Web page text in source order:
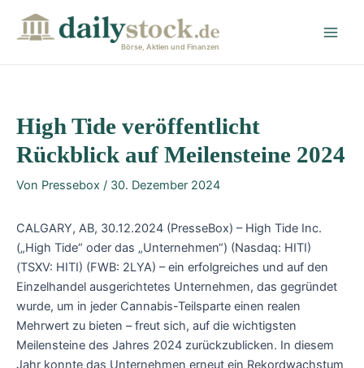
Börse, Aktien und Finanzen
High Tide veröffentlicht
Rückblick auf Meilensteine 2024
Von Pressebox / 30. Dezember 2024
CALGARY, AB, 30.12.2024 (PresseBox) – High Tide Inc.
(„High Tide“ oder das „Unternehmen“) (Nasdaq: HITI)
(TSXV: HITI) (FWB: 2LYA) – ein erfolgreiches und auf den
Einzelhandel ausgerichtetes Unternehmen, das gegründet
wurde, um in jeder Cannabis-Teilsparte einen realen
Mehrwert zu bieten – freut sich, auf die wichtigsten
Meilensteine des Jahres 2024 zurückzublicken. In diesem
Jahr konnte das Unternehmen erneut ein Rekordwachstum